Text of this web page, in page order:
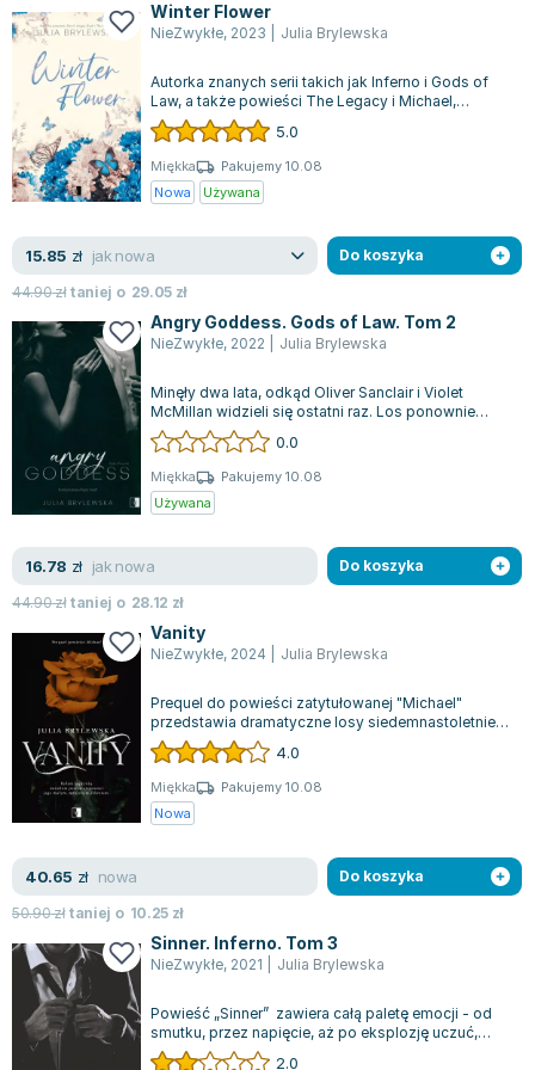
Zygmunt Freud
Agata Passent
Michel Moran
Maciej Orłoś
Jo Nesbo
Katarzyna Miller
Antoine de Saint Exupery
Lew Tołstoj
Mark Twain
Marcin Meller
Paulina Młynarska
ks. Piotr Pawlukiewicz
Jarosław Sokołowski
Piotr Latocha
Michael Scott
Piotr Semka
Jarosław Iwaszkiewicz
Joseph Murphy
Jan Sztaudynger
Aleksander Puszkin
Oscar Wilde
Małgorzata Ohme
Maddie Ziegler
Leszek Czarnecki
Joanna Racewicz
Maria Seweryn
Janina Zającówna
Eric Helms
Anna Prus (oprac.)
Nela Mała Reporterka
Agnieszka Maciąg
Barbara Wrzesińska
Terry Pratchett
Virginia Woolf
Winter Flower
NieZwykłe, 2023 Julia Brylewska
Autorka znanych serii takich jak Inferno i Gods of
Law, a także powieści The Legacy i Michael,
prezentuje fascynującą opowieść. Ja...
5.0
Miękka
Pakujemy 10.08
Nowa
Używana
15.85 zł jak nowa
44.90złtaniej o 29.05 zł
Do koszyka
Angry Goddess. Gods of Law. Tom 2
NieZwykłe, 2022 Julia Brylewska
Minęły dwa lata, odkąd Oliver Sanclair i Violet
McMillan widzieli się ostatni raz. Los ponownie
splata ich ścieżki, tym razem jedn...
0.0
Miękka
Pakujemy 10.08
Używana
16.78 zł jak nowa
44.90złtaniej o 28.12 zł
Do koszyka
Vanity
NieZwykłe, 2024 Julia Brylewska
Prequel do powieści zatytułowanej "Michael"
przedstawia dramatyczne losy siedemnastoletniej
Lexy, której życie radykalnie się zmie...
4.0
Miękka
Pakujemy 10.08
Nowa
40.65 zł nowa
50.90złtaniej o 10.25 zł
Do koszyka
Sinner. Inferno. Tom 3
NieZwykłe, 2021 Julia Brylewska
Powieść „Sinner” zawiera całą paletę emocji - od
smutku, przez napięcie, aż po eksplozję uczuć,
która porusza najgłębsze zakamark...
2.0